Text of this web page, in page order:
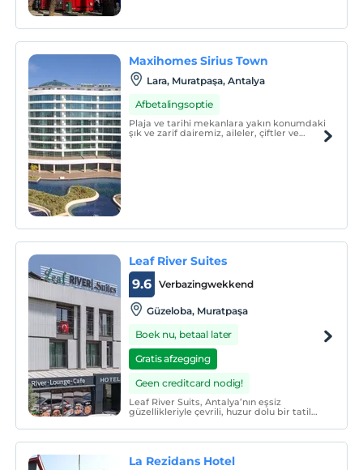
Maxihomes Sirius Town
Lara, Muratpaşa, Antalya
Afbetalingsoptie
Plaja ve tarihi mekanlara yakın konumdaki
şık ve zarif dairemiz, aileler, çiftler ve
Leaf River Suites
Verbazingwekkend
9.6
Güzeloba, Muratpaşa
Boek nu, betaal later
Gratis afzegging
Geen creditcard nodig!
Leaf River Suits, Antalya’nın eşsiz
güzellikleriyle çevrili, huzur dolu bir tatil
kenarındaki konumu ve etkileyici doğal
şelalesiyle misafirlerine unutulmaz anlar
La Rezidans Hotel